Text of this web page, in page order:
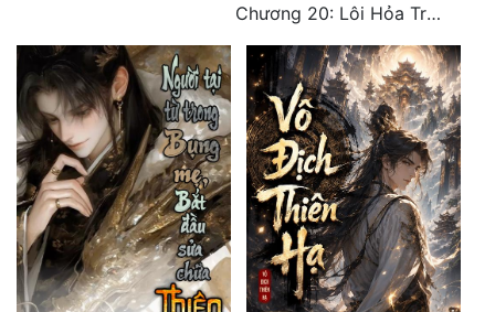
Chương 20: Lôi Hỏa Trường Minh (Hết)